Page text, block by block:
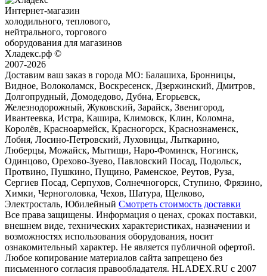
Интернет-магазин
холодильного, теплового,
нейтрального, торгового
оборудования для магазинов
Хладекс.рф ©
2007-2026
Доставим ваш заказ в города МО: Балашиха, Бронницы,
Видное, Волоколамск, Воскресенск, Дзержинский, Дмитров,
Долгопрудный, Домодедово, Дубна, Егорьевск,
Железнодорожный, Жуковский, Зарайск, Звенигород,
Ивантеевка, Истра, Кашира, Климовск, Клин, Коломна,
Королёв, Красноармейск, Красногорск, Краснознаменск,
Лобня, Лосино-Петровский, Луховицы, Лыткарино,
Люберцы, Можайск, Мытищи, Наро-Фоминск, Ногинск,
Одинцово, Орехово-Зуево, Павловский Посад, Подольск,
Протвино, Пушкино, Пущино, Раменское, Реутов, Руза,
Сергиев Посад, Серпухов, Солнечногорск, Ступино, Фрязино,
Химки, Черноголовка, Чехов, Шатура, Щелково,
Электросталь, Юбилейный Смотреть стоимость доставки
Все права защищены. Информация о ценах, сроках поставки,
внешнем виде, технических характеристиках, назначении и
возможностях использования оборудования, носит
ознакомительный характер. Не является публичной офертой.
Любое копирование материалов сайта запрещено без
письменного согласия правообладателя. HLADEX.RU c 2007